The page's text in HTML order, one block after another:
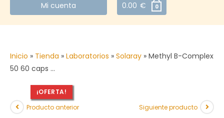
Mi cuenta 0.00 € 0
Inicio » Tienda » Laboratorios » Solaray » Methyl B-Complex
50 60 caps …
¡OFERTA!
Producto anterior
Siguiente producto